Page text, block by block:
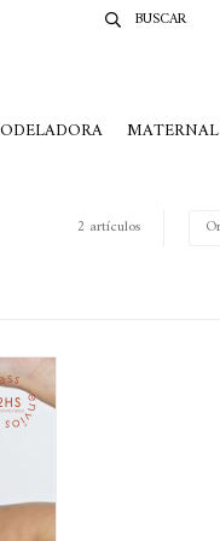
MATERNAL
2 artículos